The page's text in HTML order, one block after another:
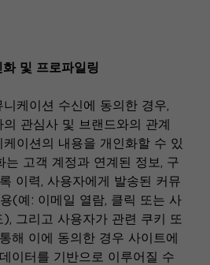
및 프로파일링
케이션 수신에 동의한 경우,
관심사 및 브랜드와의 관계
이션의 내용을 개인화할 수 있
는 고객 계정과 연계된 정보, 구
이력, 사용자에게 발송된 커뮤
(예: 이메일 열람, 클릭 또는 사
그리고 사용자가 관련 쿠키 또
해 이에 동의한 경우 사이트에
이터를 기반으로 이루어질 수